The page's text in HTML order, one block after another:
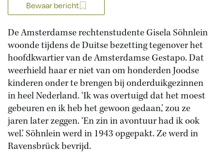
Bewaar bericht
De Amsterdamse rechtenstudente Gisela Söhnlein
woonde tijdens de Duitse bezetting tegenover het
hoofdkwartier van de Amsterdamse Gestapo. Dat
weerhield haar er niet van om honderden Joodse
kinderen onder te brengen bij onderduikgezinnen
in heel Nederland. ‘Ik was overtuigd dat het moest
gebeuren en ik heb het gewoon gedaan,’ zou ze
jaren later zeggen. ‘En zin in avontuur had ik ook
wel.’ Söhnlein werd in 1943 opgepakt. Ze werd in
Ravensbrück bevrijd.